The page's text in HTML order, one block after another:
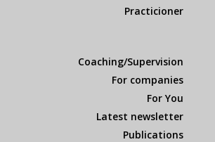
Practicioner
Coaching/Supervision
For companies
For You
Latest newsletter
Publications